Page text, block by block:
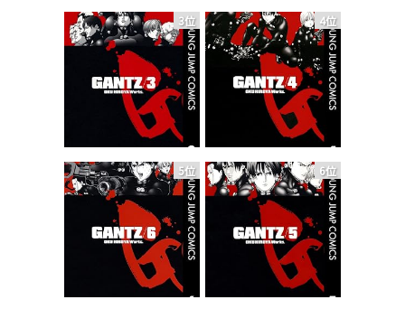
3位 4位
5位 6位